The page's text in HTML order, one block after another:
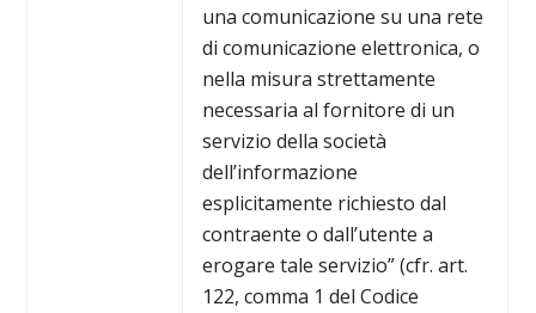
una comunicazione su una rete
di comunicazione elettronica, o
nella misura strettamente
necessaria al fornitore di un
servizio della società
dell’informazione
esplicitamente richiesto dal
contraente o dall’utente a
erogare tale servizio” (cfr. art.
122, comma 1 del Codice